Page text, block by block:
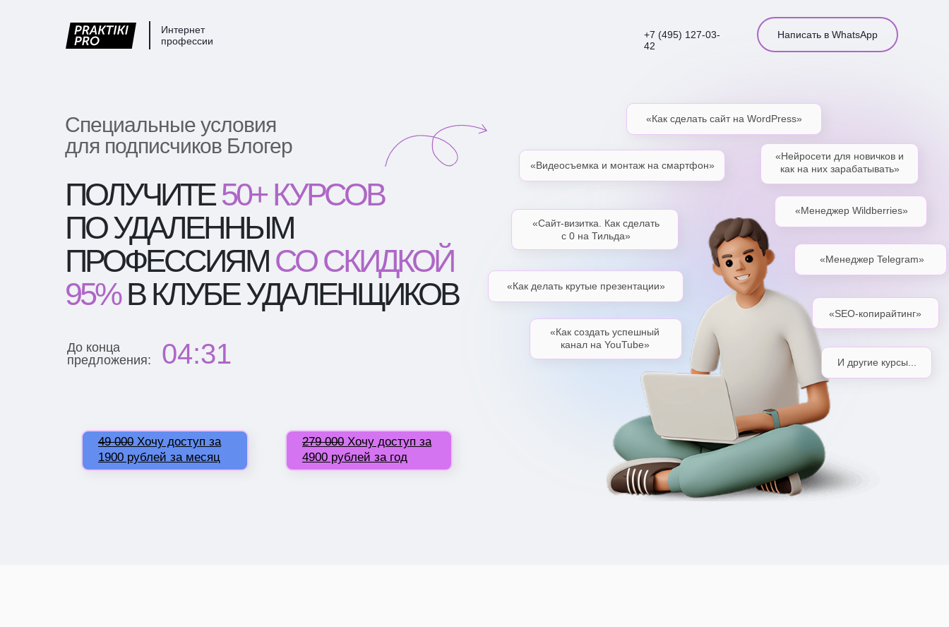
279 000 Хочу доступ за
4900 рублей за год
49 000 Хочу доступ за
1900 рублей за месяц
Специальные условия
для подписчиков Блогер
ПОЛУЧИТЕ50+ КУРСОВ
ПО УДАЛЕННЫМ
ПРОФЕССИЯМСО СКИДКОЙ
95%В КЛУБЕ УДАЛЕНЩИКОВ
04:30
До конца
предложения:
+7 (495) 127-03-
42
Написать в WhatsApp
Интернет
профессии
И другие курсы...
«Сайт-визитка. Как сделать
с 0 на Тильда»
«Менеджер Wildberries»
«Как сделать сайт на WordPress»
«Менеджер Telegram»
«Нейросети для новичков и
как на них зарабатывать»
«Как создать успешный
канал на YouTube»
«SEO-копирайтинг»
«Видеосъемка и монтаж на смартфон»
«Как делать крутые презентации»